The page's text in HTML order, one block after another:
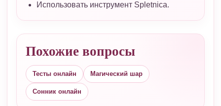
Использовать инструмент Spletnica.
Похожие вопросы
Тесты онлайн Магический шар
Сонник онлайн